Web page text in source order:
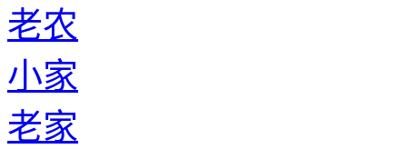
老农
小家
老家